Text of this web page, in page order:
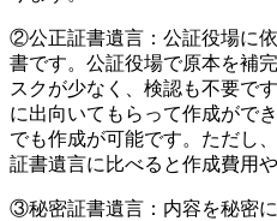
②公正証書遺言：公証役場に
書です。公証役場で原本を補
スクが少なく、検認も不要で
に出向いてもらって作成がで
でも作成が可能です。ただし
証書遺言に比べると作成費用
③秘密証書遺言：内容を秘密